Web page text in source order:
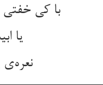
با کی خفتی وز چه پهلو خاستی ** که چنین پر جوش چون دریاستی
نعره‌ی یا نار کونی باردا ** عصمت جان تو گشت ای مقتدا